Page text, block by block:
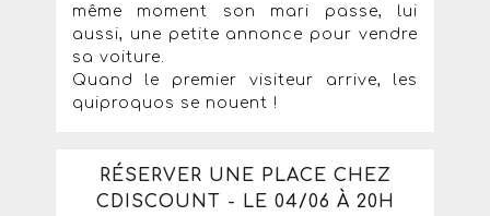
même moment son mari passe, lui
aussi, une petite annonce pour vendre
sa voiture.
Quand le premier visiteur arrive, les
quiproquos se nouent !
RÉSERVER UNE PLACE CHEZ
CDISCOUNT - LE 04/06 À 20H